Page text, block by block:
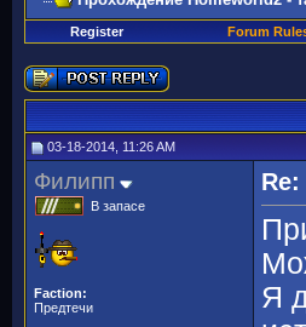
Register Forum
03-18-2014, 11:26 AM
Филипп
В запасе
Faction:
Предтечи
Я